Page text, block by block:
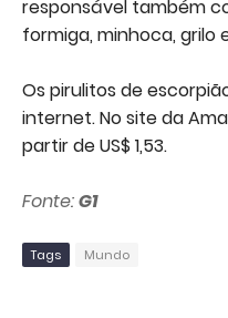
responsável também
formiga, minhoca, grilo
Os pirulitos de
internet. No site da
partir de US$ 1,53.
Fonte:G1
Tags Mundo